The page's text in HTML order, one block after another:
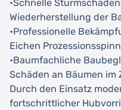
•Schnelle
Wiederherstellung der
•Professionelle
Eichen
•Baumfachliche
Schäden an Bäumen im
Durch den Einsatz
fortschrittlicher